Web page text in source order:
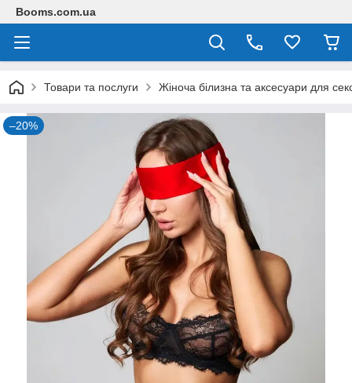
Booms.com.ua
Товари та послуги Жіноча білизна та аксесуари для
–20%